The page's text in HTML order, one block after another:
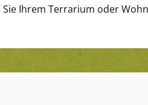
Ihrem Terrarium oder